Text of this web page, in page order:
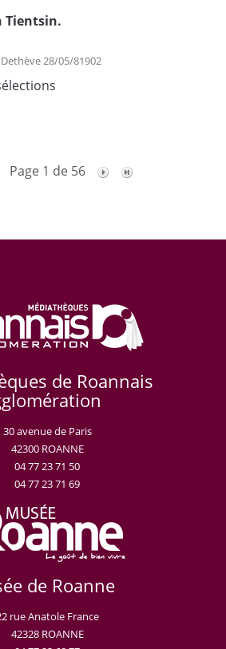
Tientsin.
28/05/81902
Page 1 de 56
de Roannais
30 avenue de Paris
42300 ROANNE
04 77 23 71 50
04 77 23 71 69
de Roanne
rue Anatole France
42328 ROANNE